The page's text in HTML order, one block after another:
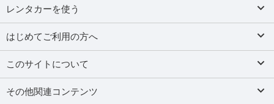
レンタカーを使う
はじめてご利用の方へ
このサイトについて
その他関連コンテンツ